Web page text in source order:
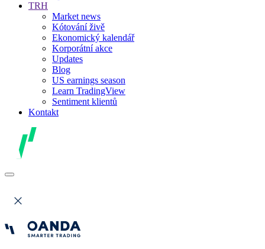
TRH
Market news
Kótování živě
Ekonomický kalendář
Korporátní akce
Updates
Blog
US earnings season
Learn TradingView
Sentiment klientů
Kontakt